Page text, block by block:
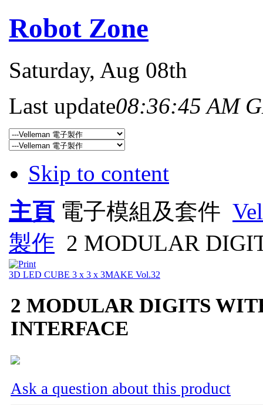
Robot Zone
Saturday, Aug 08th
Last update08:36:45 AM
Skip to content
主頁 電子模組及套件
製作 2 MODULAR
3D LED CUBE 3 x 3 x 3MAKE Vol.32
2 MODULAR DIGITS
INTERFACE
Ask a question about this product